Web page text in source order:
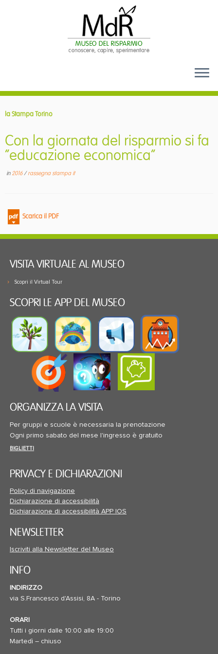
la Stampa Torino
Con la giornata del risparmio si fa
“educazione economica”
in 2016/rassegna stampa it
Scarica il PDF
VISITA VIRTUALE AL MUSEO
Scopri il Virtual Tour
SCOPRI LE APP DEL MUSEO
ORGANIZZA LA VISITA
Per gruppi e scuole è necessaria la prenotazione
Ogni primo sabato del mese l'ingresso è gratuito
BIGLIETTI
PRIVACY E DICHIARAZIONI
Policy di navigazione
Dichiarazione di accessibilità
Dichiarazione di accessibilità APP IOS
NEWSLETTER
Iscriviti alla Newsletter del Museo
INFO
INDIRIZZO
via S.Francesco d'Assisi, 8A - Torino
ORARI
Tutti i giorni dalle 10:00 alle 19:00
Martedì – chiuso